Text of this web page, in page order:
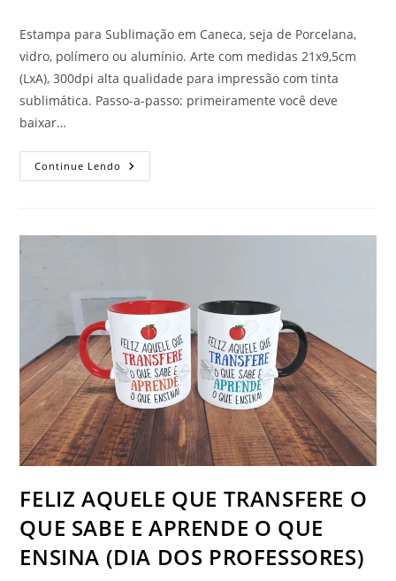
post:
Estampa para Sublimação em Caneca, seja de Porcelana,
vidro, polímero ou alumínio. Arte com medidas 21x9,5cm
(LxA), 300dpi alta qualidade para impressão com tinta
sublimática. Passo-a-passo: primeiramente você deve
baixar…
Continue Lendo O
MELHOR
FELIZ AQUELE QUE TRANSFERE O
QUE SABE E APRENDE O QUE
ENSINA (DIA DOS PROFESSORES)